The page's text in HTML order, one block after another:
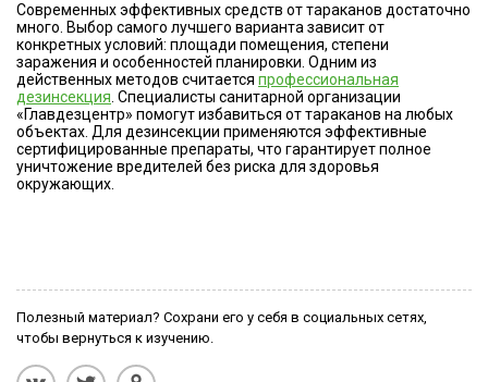
Современных эффективных средств от тараканов достаточно
много. Выбор самого лучшего варианта зависит от
конкретных условий: площади помещения, степени
заражения и особенностей планировки. Одним из
действенных методов считается профессиональная
дезинсекция . Специалисты санитарной организации
«Главдезцентр» помогут избавиться от тараканов на любых
объектах. Для дезинсекции применяются эффективные
сертифицированные препараты, что гарантирует полное
уничтожение вредителей без риска для здоровья
окружающих.
Полезный материал? Сохрани его у себя в социальных сетях,
чтобы вернуться к изучению.